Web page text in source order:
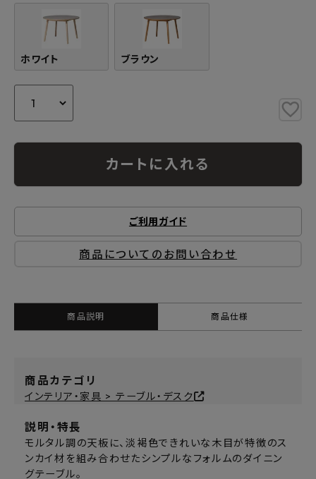
ホワイト ブラウン
カートに入れる
ご利用ガイド
商品についてのお問い合わせ
商品説明 商品仕様
商品カテゴリ
インテリア・家具 > テーブル・デスク
説明・特長
モルタル調の天板に、淡褐色できれいな木目が特徴のス
ンカイ材を組み合わせたシンプルなフォルムのダイニン
グテーブル。